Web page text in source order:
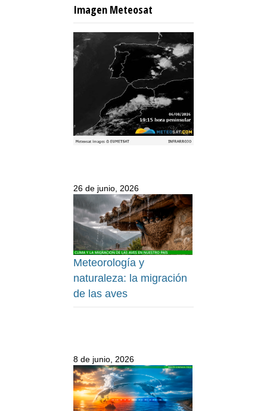
Imagen Meteosat
26 de junio, 2026
Meteorología y
naturaleza: la migración
de las aves
8 de junio, 2026